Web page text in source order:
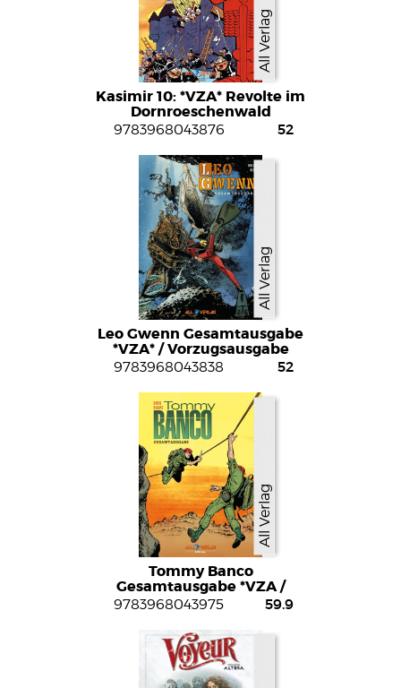
All Verlag
Kasimir 10: *VZA* Revolte im
Dornroeschenwald
(Vorzugsausgabe)
9783968043876 52
All Verlag
Leo Gwenn Gesamtausgabe
*VZA* / Vorzugsausgabe
9783968043838 52
All Verlag
Tommy Banco
Gesamtausgabe *VZA /
Vorzugsausgabe
9783968043975 59.9